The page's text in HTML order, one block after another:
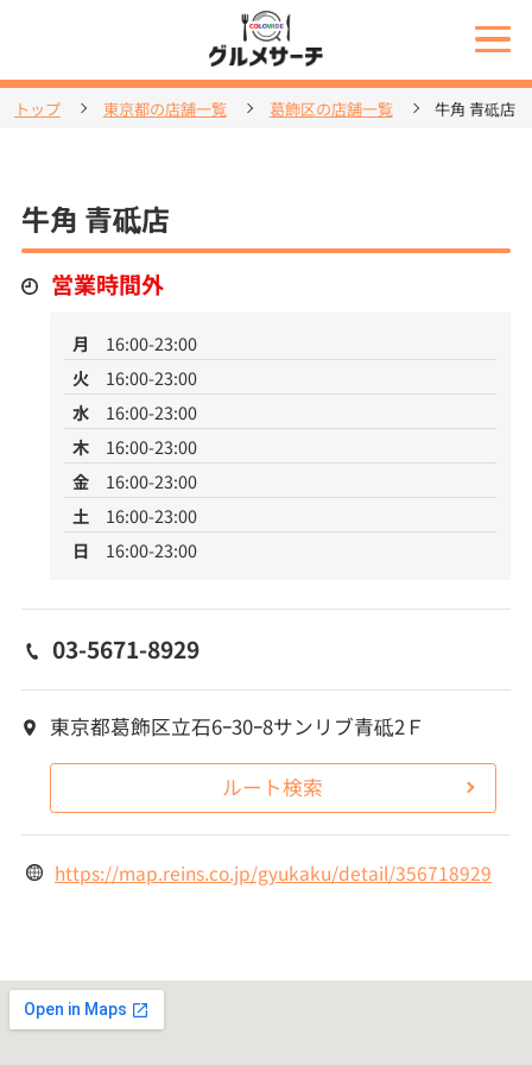
トップ 東京都の店舗一覧 葛飾区の店舗一覧 牛角 青砥店
牛角 青砥店
営業時間外
月
16:00-23:00
火
16:00-23:00
水
16:00-23:00
木
16:00-23:00
金
16:00-23:00
土
16:00-23:00
日
16:00-23:00
03-5671-8929
東京都葛飾区立石6ｰ30ｰ8サンリブ青砥2Ｆ
ルート検索
https://map.reins.co.jp/gyukaku/detail/356718929